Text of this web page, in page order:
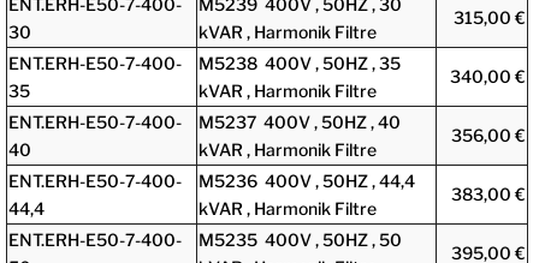
30
kVAR , Harmonik Filtre
315,00 €
ENT.ERH-E50-7-400-
35
M5238 400V , 50HZ , 35
kVAR , Harmonik Filtre
340,00 €
ENT.ERH-E50-7-400-
40
M5237 400V , 50HZ , 40
kVAR , Harmonik Filtre
356,00 €
ENT.ERH-E50-7-400-
44,4
M5236 400V , 50HZ , 44,4
kVAR , Harmonik Filtre
383,00 €
ENT.ERH-E50-7-400-
M5235 400V , 50HZ , 50
395,00 €